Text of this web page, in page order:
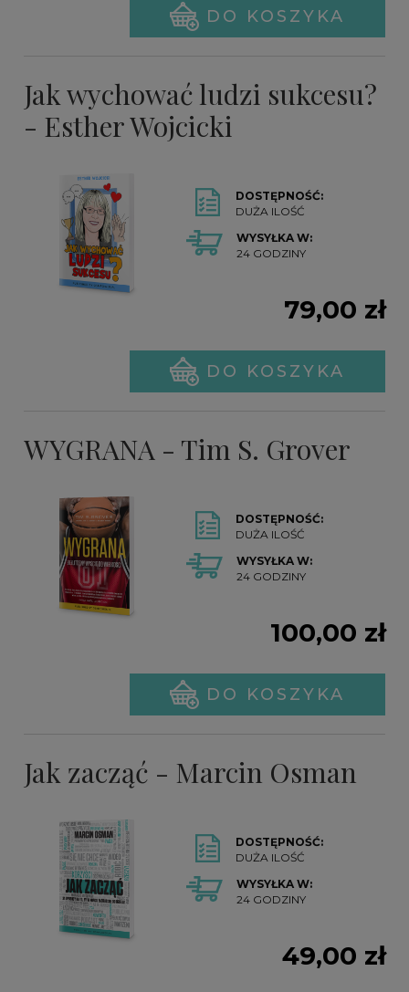
DO KOSZYKA
Jak wychować ludzi sukcesu?
- Esther Wojcicki
DOSTĘPNOŚĆ:
DUŻA ILOŚĆ
WYSYŁKA W:
24 GODZINY
79,00 zł
DO KOSZYKA
WYGRANA - Tim S. Grover
DOSTĘPNOŚĆ:
DUŻA ILOŚĆ
WYSYŁKA W:
24 GODZINY
100,00 zł
DO KOSZYKA
Jak zacząć - Marcin Osman
DOSTĘPNOŚĆ:
DUŻA ILOŚĆ
WYSYŁKA W:
24 GODZINY
49,00 zł